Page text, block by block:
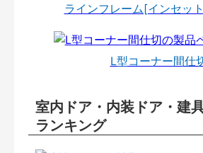
ラインフレーム[インセッ
L型コーナー間仕
室内ドア・内装ドア・建
ランキング